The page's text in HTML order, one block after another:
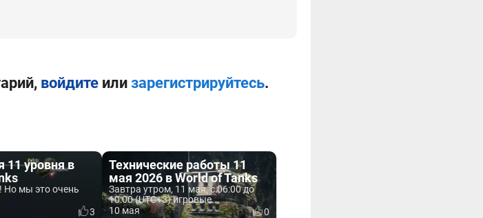
войдитеили зарегистрируйтесь.
11 уровня в
Но мы это очень
3
Технические работы 11
мая 2026 в World of Tanks
Завтра утром, 11 мая, с 06:00 до
10:00 (UTC+3) игровые...
10 мая
0